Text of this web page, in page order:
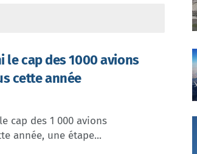
le cap des 1000 avions
cette année
cap des 1 000 avions
année, une étape...